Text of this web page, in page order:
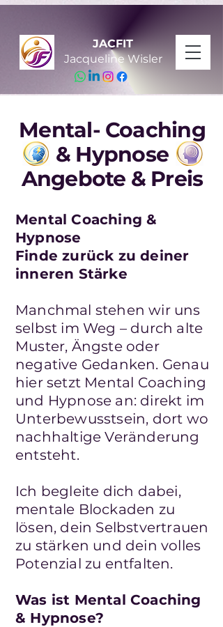
JACFIT
Jacqueline Wisler
Mental- Coaching
& Hypnose
Angebote & Preis
Mental Coaching &
Hypnose
Finde zurück zu deiner
inneren Stärke
Manchmal stehen wir uns
selbst im Weg – durch alte
Muster, Ängste oder
negative Gedanken. Genau
hier setzt Mental Coaching
und Hypnose an: direkt im
Unterbewusstsein, dort wo
nachhaltige Veränderung
entsteht.
Ich begleite dich dabei,
mentale Blockaden zu
lösen, dein Selbstvertrauen
zu stärken und dein volles
Potenzial zu entfalten.
Was ist Mental Coaching
& Hypnose?